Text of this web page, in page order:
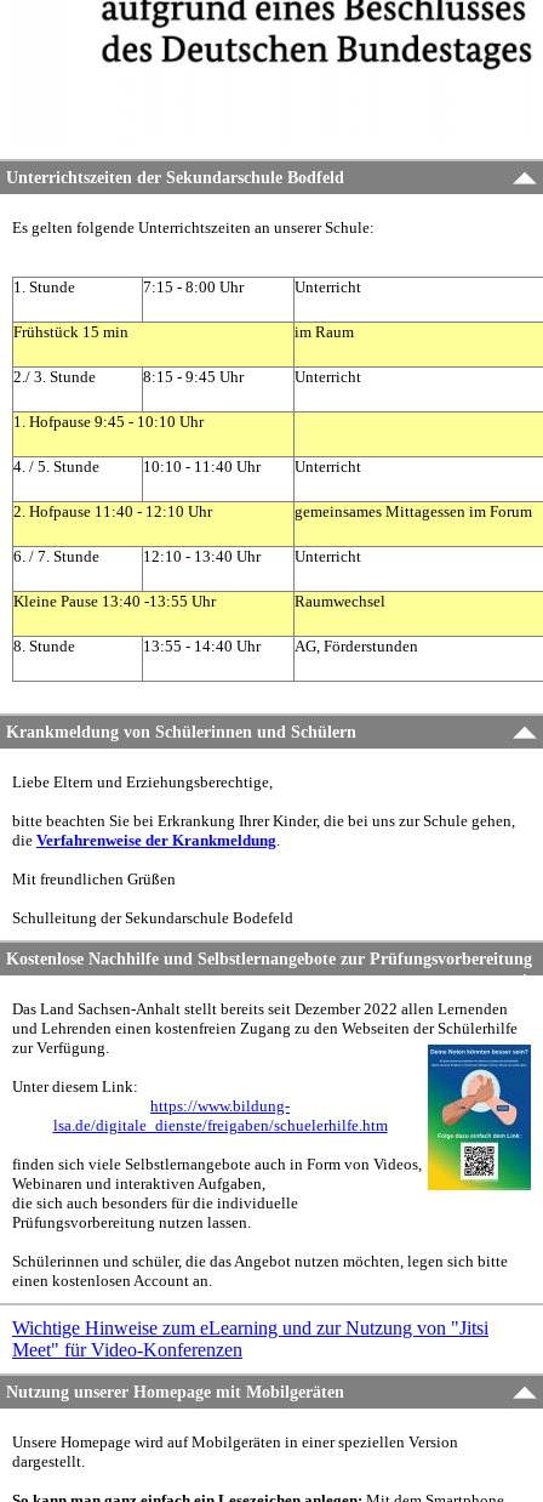
Unterrichtszeiten der Sekundarschule Bodfeld
Es gelten folgende Unterrichtszeiten an unserer Schule:
1. Stunde 7:15 - 8:00 Uhr Unterricht
Frühstück 15 min im Raum
2./ 3. Stunde 8:15 - 9:45 Uhr Unterricht
1. Hofpause 9:45 - 10:10 Uhr
4. / 5. Stunde 10:10 - 11:40 Uhr Unterricht
2. Hofpause 11:40 - 12:10 Uhr gemeinsames Mittagessen im Forum
6. / 7. Stunde 12:10 - 13:40 Uhr Unterricht
Kleine Pause 13:40 -13:55 Uhr Raumwechsel
8. Stunde 13:55 - 14:40 Uhr AG, Förderstunden
Krankmeldung von Schülerinnen und Schülern
Liebe Eltern und Erziehungsberechtige,
bitte beachten Sie bei Erkrankung Ihrer Kinder, die bei uns zur Schule gehen,
die Verfahrenweise der Krankmeldung.
Mit freundlichen Grüßen
Schulleitung der Sekundarschule Bodefeld
Kostenlose Nachhilfe und Selbstlernangebote zur Prüfungsvorbereitung
Das Land Sachsen-Anhalt stellt bereits seit Dezember 2022 allen Lernenden
und Lehrenden einen kostenfreien Zugang zu den Webseiten der Schülerhilfe
zur Verfügung.
Unter diesem Link:
https://www.bildung-
lsa.de/digitale_dienste/freigaben/schuelerhilfe.htm
finden sich viele Selbstlernangebote auch in Form von Videos,
Webinaren und interaktiven Aufgaben,
die sich auch besonders für die individuelle
Prüfungsvorbereitung nutzen lassen.
Schülerinnen und schüler, die das Angebot nutzen möchten, legen sich bitte
einen kostenlosen Account an.
Wichtige Hinweise zum eLearning und zur Nutzung von "Jitsi
Meet" für Video-Konferenzen
Nutzung unserer Homepage mit Mobilgeräten
Unsere Homepage wird auf Mobilgeräten in einer speziellen Version
dargestellt.